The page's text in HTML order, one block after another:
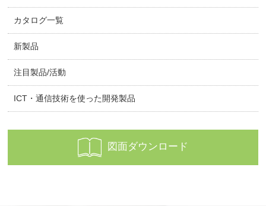
カタログ一覧
新製品
注目製品/活動
ICT・通信技術を使った開発製品
図面ダウンロード